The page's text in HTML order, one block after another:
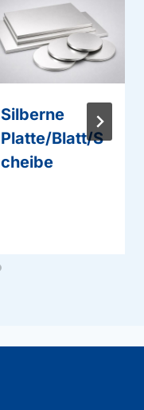
Silberne
Platte/Blatt/S
cheibe